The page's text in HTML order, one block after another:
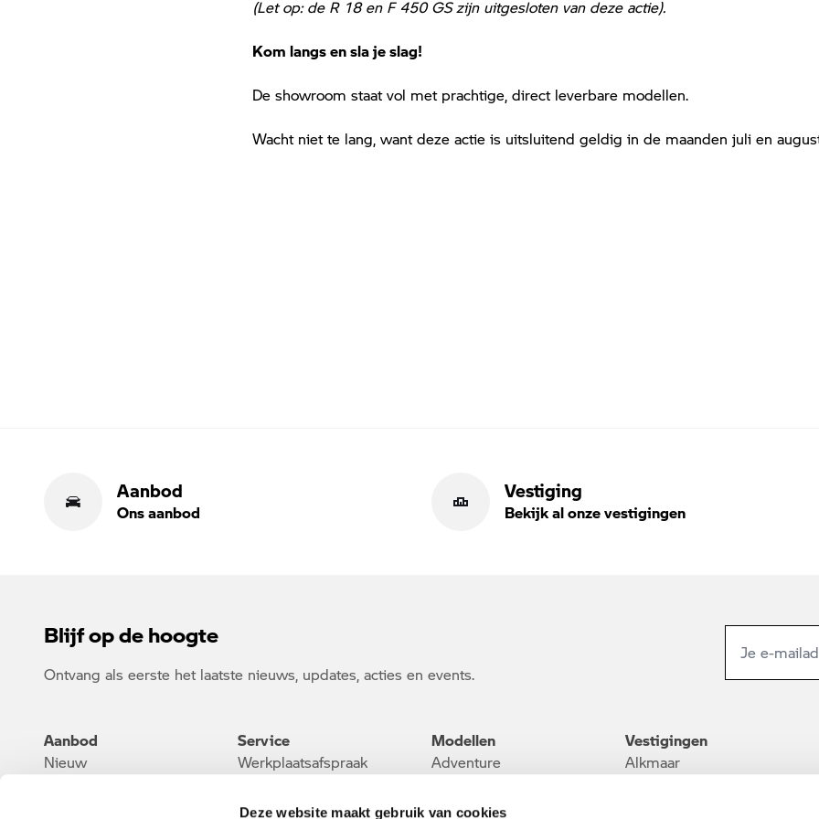
Deze website maakt gebruik van cookies
(Let op: de R 18 en F 450 GS zijn uitgesloten van deze actie).
Kom langs en sla je slag!
De showroom staat vol met prachtige, direct leverbare modellen.
Wacht niet te lang, want deze actie is uitsluitend geldig in de maanden juli en
Aanbod
Ons aanbod
Vestiging
Bekijk al onze vestigingen
Blijf op de hoogte
Ontvang als eerste het laatste nieuws, updates, acties en events.
Aanbod
Nieuw
Service
Werkplaatsafspraak
Service inclusive
Modellen
Adventure
Roadster
Vestigingen
Alkmaar